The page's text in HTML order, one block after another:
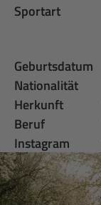
Sportart
Geburtsdatum
Nationalität
Herkunft
Beruf
Instagram